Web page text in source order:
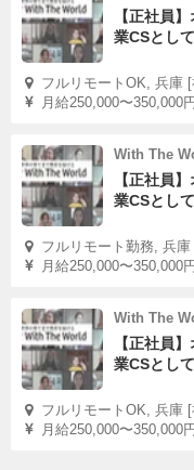
【正社員
業CSとし
フルリモートOK, 兵庫
月給250,000〜350,000円
With The
【正社員
業CSとし
フルリモート勤務, 兵
月給250,000〜350,000円
With The
【正社員
業CSとし
フルリモートOK, 兵庫
月給250,000〜350,000円